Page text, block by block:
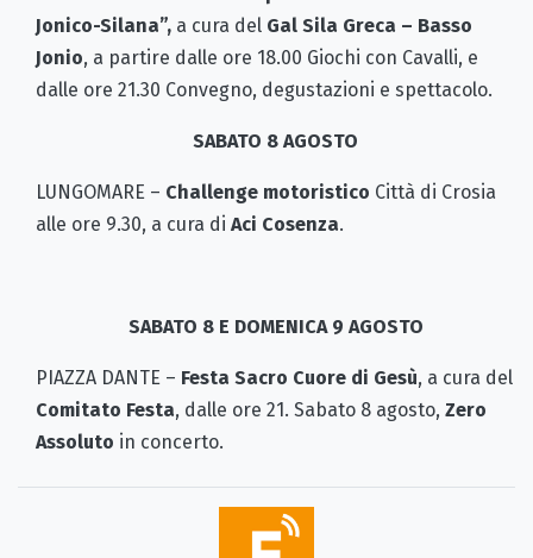
Jonico-Silana”, a cura del Gal Sila Greca – Basso
Jonio, a partire dalle ore 18.00 Giochi con Cavalli, e
dalle ore 21.30 Convegno, degustazioni e spettacolo.
SABATO 8 AGOSTO
LUNGOMARE – Challenge motoristico Città di Crosia
alle ore 9.30, a cura di Aci Cosenza.
SABATO 8 E DOMENICA 9 AGOSTO
PIAZZA DANTE – Festa Sacro Cuore di Gesù, a cura del
Comitato Festa, dalle ore 21. Sabato 8 agosto, Zero
Assoluto in concerto.